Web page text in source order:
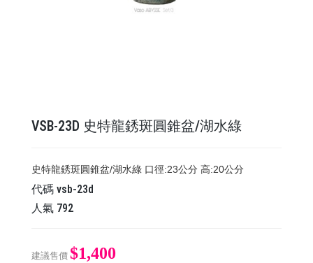
VSB-23D 史特龍銹斑圓錐盆/湖水綠
史特龍銹斑圓錐盆/湖水綠 口徑:23公分 高:20公分
代碼 vsb-23d
人氣 792
建議售價 $1,400